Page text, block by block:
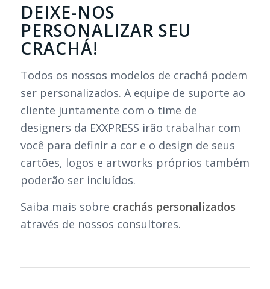
DEIXE-NOS
PERSONALIZAR SEU
CRACHÁ!
Todos os nossos modelos de crachá podem
ser personalizados. A equipe de suporte ao
cliente juntamente com o time de
designers da EXXPRESS irão trabalhar com
você para definir a cor e o design de seus
cartões, logos e artworks próprios também
poderão ser incluídos.
Saiba mais sobre crachás personalizados
através de nossos consultores.